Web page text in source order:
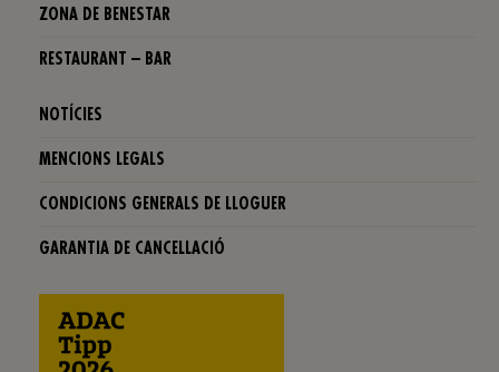
ZONA DE BENESTAR
RESTAURANT – BAR
NOTÍCIES
MENCIONS LEGALS
CONDICIONS GENERALS DE LLOGUER
GARANTIA DE CANCELLACIÓ